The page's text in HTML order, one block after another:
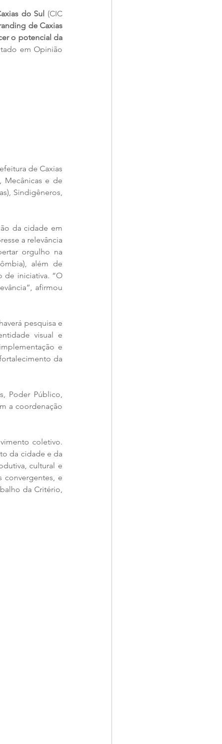
do Sul (CIC
de Caxias
o potencial da
em Opinião
de Caxias
Mecânicas e de
Sindigêneros,
da cidade em
a relevância
orgulho na
além de
de iniciativa. “O
afirmou
pesquisa e
visual e
e
da
Poder Público,
a coordenação
coletivo.
da cidade e da
cultural e
convergentes, e
da Critério,